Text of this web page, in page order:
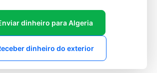
dinheiro para Algeria
dinheiro do exterior